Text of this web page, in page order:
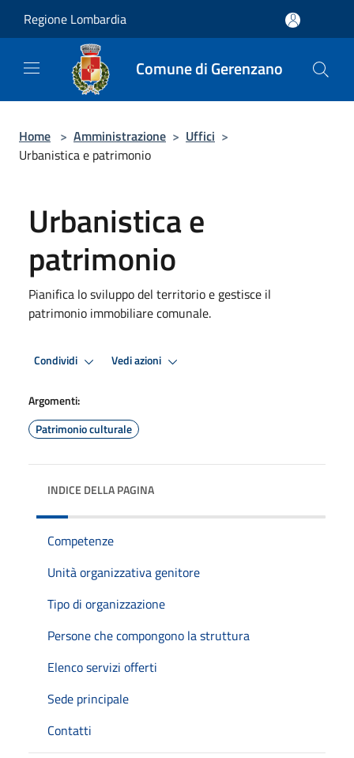
Regione Lombardia
Comune di Gerenzano
Home > Amministrazione > Uffici >
Urbanistica e patrimonio
Urbanistica e
patrimonio
Pianifica lo sviluppo del territorio e gestisce il
patrimonio immobiliare comunale.
Condividi Vedi azioni
Argomenti:
Patrimonio culturale
INDICE DELLA PAGINA
Competenze
Unità organizzativa genitore
Tipo di organizzazione
Persone che compongono la struttura
Elenco servizi offerti
Sede principale
Contatti